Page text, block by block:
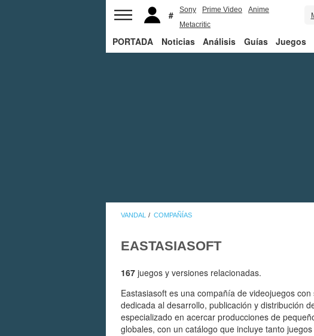
Sony Prime Video
Anime
Metacritic
PORTADA Noticias Análisis Guías Juegos
VANDAL COMPAÑÍAS
EASTASIASOFT
167 juegos y versiones relacionadas.
Eastasiasoft es una compañía de videojuegos
dedicada al desarrollo, publicación y distribución
especializado en acercar producciones de
globales, con un catálogo que incluye tanto